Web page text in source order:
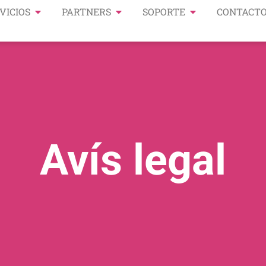
PARTNERS SOPORTE CONTACTO
Avís legal